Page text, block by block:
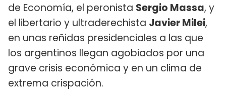
de Economía, el peronista Sergio Massa, y
el libertario y ultraderechista Javier Milei,
en unas reñidas presidenciales a las que
los argentinos llegan agobiados por una
grave crisis económica y en un clima de
extrema crispación.